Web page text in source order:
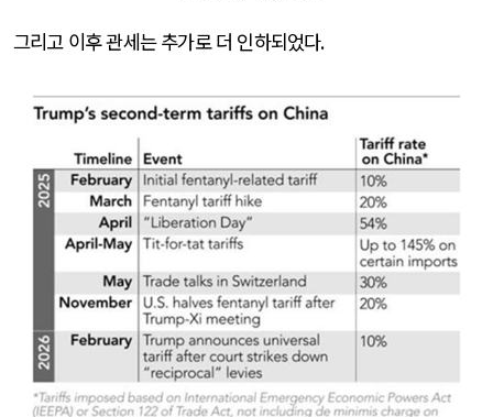
그리고 이후 관세는 추가로 더 인하되었다.